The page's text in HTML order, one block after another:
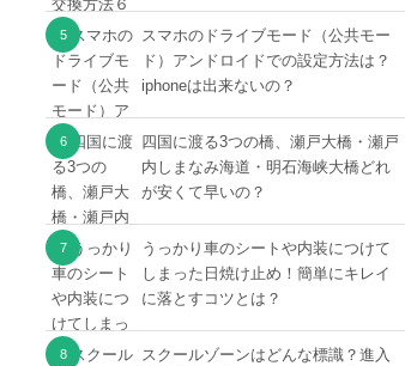
スマホのドライブモード（公共モー
ド）アンドロイドでの設定方法は？
iphoneは出来ないの？
四国に渡る3つの橋、瀬戸大橋・瀬戸
内しまなみ海道・明石海峡大橋どれ
が安くて早いの？
うっかり車のシートや内装につけて
しまった日焼け止め！簡単にキレイ
に落とすコツとは？
スクールゾーンはどんな標識？進入